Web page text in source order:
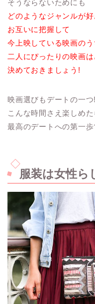
そうならないためにも
どのようなジャンルが
お互いに把握して
今上映している映画のう
二人にぴったりの映画
決めておきましょう!
映画選びもデートの一つ!
こんな時間さえ楽しめた
最高のデートへの第一
服装は女性ら